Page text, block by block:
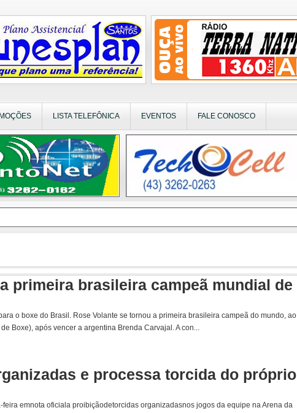
LISTA TELEFÔNICA EVENTOS FALE CONOSCO
primeira brasileira campeã mundial de
o boxe do Brasil. Rose Volante se tornou a primeira brasileira campeã do mundo, ao
Boxe), após vencer a argentina Brenda Carvajal. A con...
e processa torcida do próprio
emnota oficiala proibiçãodetorcidas organizadasnos jogos da equipe na Arena da